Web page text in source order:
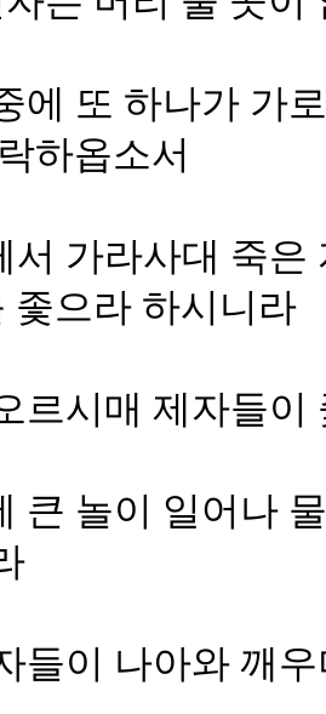
에 또 하나가 가
하옵소서
서 가라사대 죽
좇으라 하시니라
르시매 제자들이
큰 놀이 일어나
들이 나아와 깨